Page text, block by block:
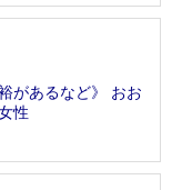
があるなど》 おお
性